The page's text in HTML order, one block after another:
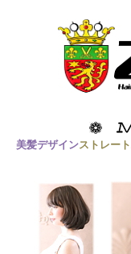
美髪デザインストレー